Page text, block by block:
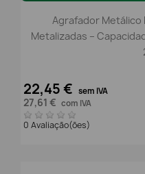
Agrafador Metálico
Metalizadas –
22,45 € sem IVA
27,61 € com IVA
0 Avaliação(ões)